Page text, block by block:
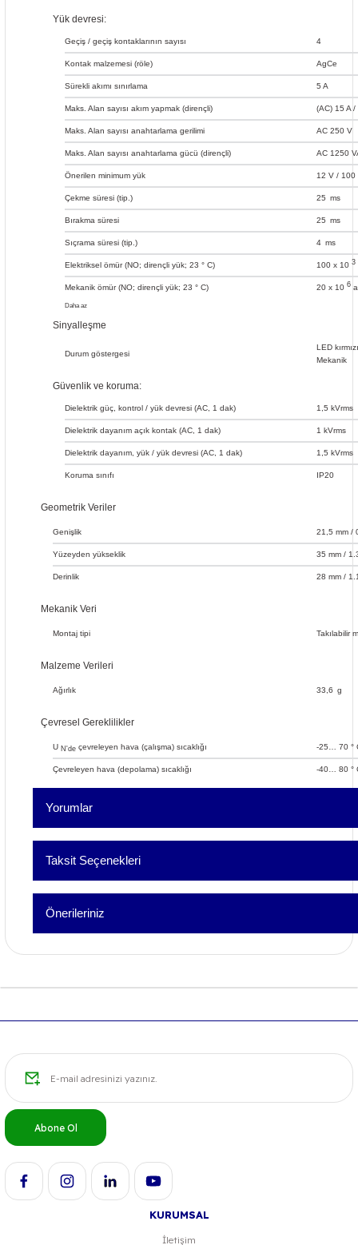
Yük devresi:
Geçiş / geçiş kontaklarının sayısı 4
Kontak malzemesi (röle) AgCe
Sürekli akımı sınırlama 5 A
Maks. Alan sayısı akım yapmak (dirençli) (AC) 15 A /
Maks. Alan sayısı anahtarlama gerilimi AC 250 V
Maks. Alan sayısı anahtarlama gücü (dirençli) AC 1250
Önerilen minimum yük 12 V / 100
Çekme süresi (tip.) 25 ms
Bırakma süresi 25 ms
Sıçrama süresi (tip.) 4 ms
Elektriksel ömür (NO; dirençli yük; 23 ° C) 100 x 10 3
Mekanik ömür (NO; dirençli yük; 23 ° C) 20 x 10 6
Daha az
Sinyalleşme
Durum göstergesi
LED kırmızı
Mekanik
Güvenlik ve koruma:
Dielektrik güç, kontrol / yük devresi (AC, 1 dak) 1,5 kVrms
Dielektrik dayanım açık kontak (AC, 1 dak) 1 kVrms
Dielektrik dayanım, yük / yük devresi (AC, 1 dak) 1,5 kVrms
Koruma sınıfı IP20
Geometrik Veriler
Genişlik 21,5 mm /
Yüzeyden yükseklik 35 mm /
Derinlik 28 mm /
Mekanik Veri
Montaj tipi Takılabilir
Malzeme Verileri
Ağırlık 33,6 g
Çevresel Gereklilikler
U N'de çevreleyen hava (çalışma) sıcaklığı -25… 70 °
Çevreleyen hava (depolama) sıcaklığı -40… 80 °
Yorumlar
Bu ürüne ilk yorumu siz
Taksit Seçenekleri
Önerileriniz
Görüş ve önerileriniz için teşekkür ederiz.
Ürün açıklamasında eksik bilgiler bulunuyor.
Ürün bilgilerinde hatalar bulunuyor.
Bu ürüne benzer farklı alternatifler olmalı.
Abone Ol
KURUMSAL
İletişim